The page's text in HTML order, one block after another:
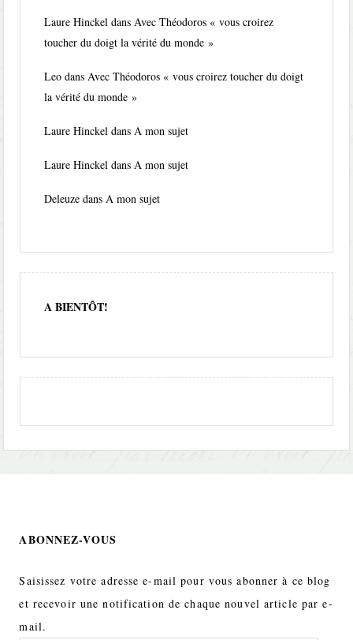
Laure Hinckel dansAvec Théodoros « vous croirez
toucher du doigt la vérité du monde »
Leo dansAvec Théodoros « vous croirez toucher du doigt
la vérité du monde »
Laure Hinckel dansA mon sujet
Laure Hinckel dansA mon sujet
Deleuze dansA mon sujet
A BIENTÔT!
ABONNEZ-VOUS
Saisissez votre adresse e-mail pour vous abonner à ce blog
et recevoir une notification de chaque nouvel article par e-
mail.